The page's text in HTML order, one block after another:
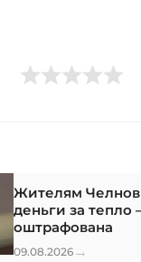
Жителям Челнов
деньги за тепло
оштрафована
09.08.2026 →